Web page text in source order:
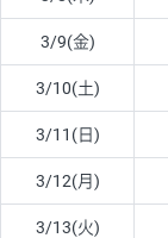
3/9(金)
3/10(土)
3/11(日)
3/12(月)
3/13(火)